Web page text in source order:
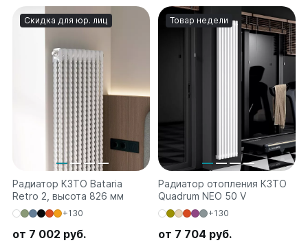
Скидка для юр. лиц
Радиатор КЗТО Bataria
Retro 2, высота 826 мм
+130
от 7 002 руб.
Товар недели
Радиатор отопления КЗТО
Quadrum NEO 50 V
+130
от 7 704 руб.